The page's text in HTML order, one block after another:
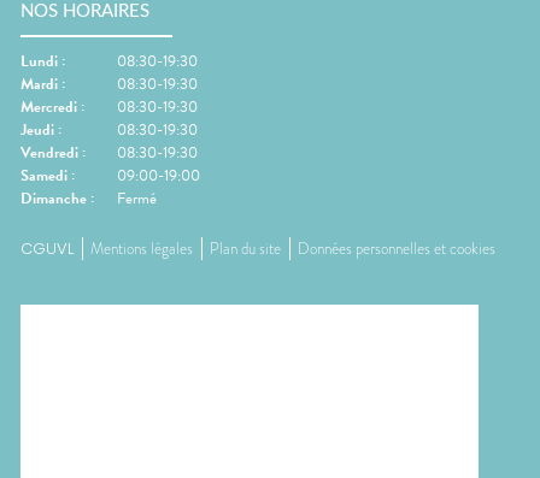
NOS HORAIRES
Lundi :
08:30-19:30
Mardi :
08:30-19:30
Mercredi :
08:30-19:30
Jeudi :
08:30-19:30
Vendredi :
08:30-19:30
Samedi :
09:00-19:00
Dimanche : Fermé
CGUVL Mentions légales Plan du site Données personnelles et cookies